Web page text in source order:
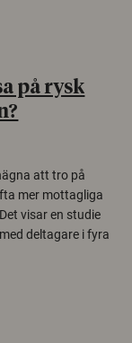
på rysk
att tro på
mer mottagliga
visar en studie
deltagare i fyra